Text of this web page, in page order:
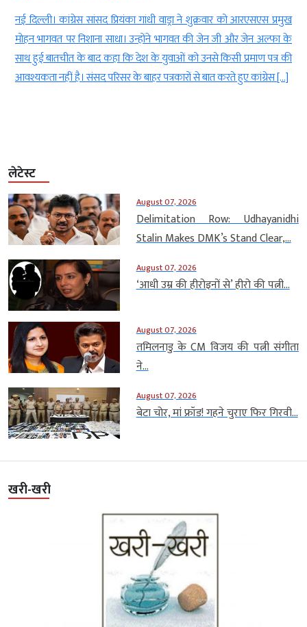
नई दिल्ली। कांग्रेस सांसद प्रियंका गांधी वाड्रा ने शुक्रवार को आरएसएस प्रमुख
मोहन भागवत पर निशाना साधा। उन्होंने भागवत की जेन जी और जेन अल्फा के
साथ हुई बातचीत के बाद कहा कि देश के युवाओं को उनसे किसी प्रमाण पत्र की
आवश्यकता नहीं है। संसद परिसर के बाहर पत्रकारों से बात करते हुए कांग्रेस […]
नई
लेटेस्ट
August 07, 2026
Delimitation Row: Udhayanidhi
Stalin Makes DMK’s Stand Clear,...
August 07, 2026
‘आधी उम्र की हीरोइनों से’ हीरो की पत्नी...
August 07, 2026
तमिलनाडु के CM विजय की पत्नी संगीता
ने...
August 07, 2026
बेटा चोर, मां फ्रॉड! गहने चुराए फिर गिरवी...
खरी-खरी